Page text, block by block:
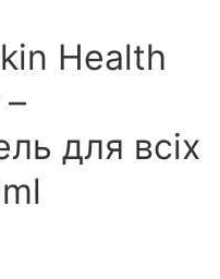
Health
для всіх